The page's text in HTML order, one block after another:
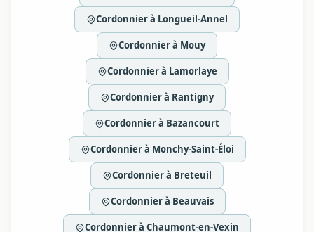
Cordonnier à Longueil-Annel
Cordonnier à Mouy
Cordonnier à Lamorlaye
Cordonnier à Rantigny
Cordonnier à Bazancourt
Cordonnier à Monchy-Saint-Éloi
Cordonnier à Breteuil
Cordonnier à Beauvais
Cordonnier à Chaumont-en-Vexin